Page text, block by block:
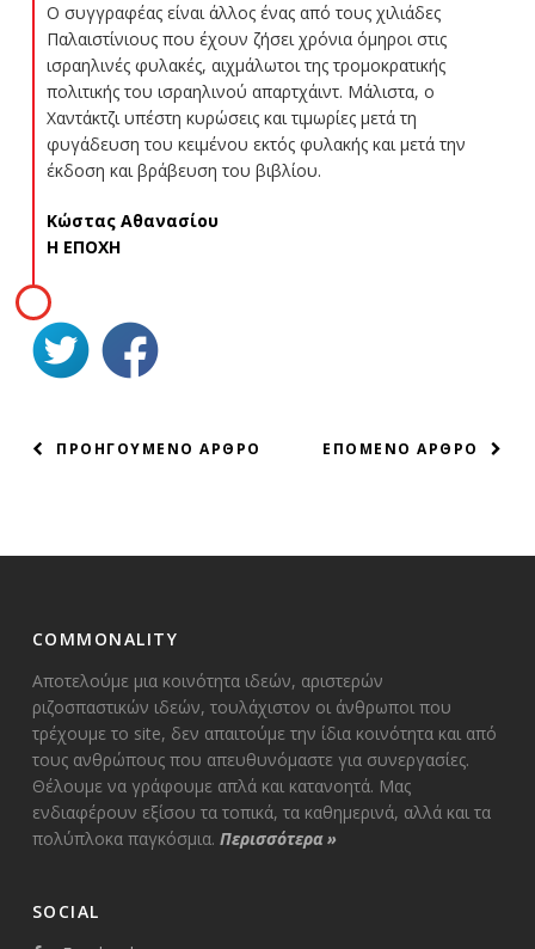
Ο συγγραφέας είναι άλλος ένας από τους χιλιάδες
Παλαιστίνιους που έχουν ζήσει χρόνια όμηροι στις
ισραηλινές φυλακές, αιχμάλωτοι της τρομοκρατικής
πολιτικής του ισραηλινού απαρτχάιντ. Μάλιστα, ο
Χαντάκτζι υπέστη κυρώσεις και τιμωρίες μετά τη
φυγάδευση του κειμένου εκτός φυλακής και μετά την
έκδοση και βράβευση του βιβλίου.
Κώστας Αθανασίου
Η ΕΠΟΧΗ
ΠΛΟΗΓΗΣΗ
ΕΠΟΜΕΝΟ ΑΡΘΡΟ
ΠΡΟΗΓΟΥΜΕΝΟ ΑΡΘΡΟ
COMMONALITY
Αποτελούμε μια κοινότητα ιδεών, αριστερών
ριζοσπαστικών ιδεών, τουλάχιστον οι άνθρωποι που
τρέχουμε το site, δεν απαιτούμε την ίδια κοινότητα και από
τους ανθρώπους που απευθυνόμαστε για συνεργασίες.
Θέλουμε να γράφουμε απλά και κατανοητά. Μας
ενδιαφέρουν εξίσου τα τοπικά, τα καθημερινά, αλλά και τα
πολύπλοκα παγκόσμια. Περισσότερα»
SOCIAL